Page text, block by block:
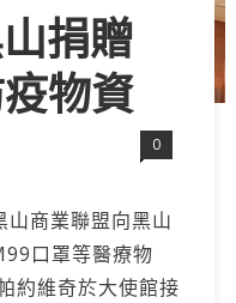
捐贈
物資
0
商業聯盟向黑山
口罩等醫療物
約維奇於大使館接